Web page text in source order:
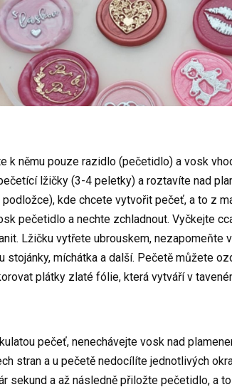
k němu pouze razidlo (pečetidlo) a vosk
lžičky (3-4 peletky) a roztavíte nad
kde chcete vytvořit pečeť, a to z
pečetidlo a nechte zchladnout. Vyčkejte
Lžičku vytřete ubrouskem, nezapomeňte
míchátka a další. Pečetě můžete
plátky zlaté fólie, která vytváří v
pečeť, nenechávejte vosk nad
stran a u pečetě nedocílíte jednotlivých
sekund a až následně přiložte pečetidlo, a